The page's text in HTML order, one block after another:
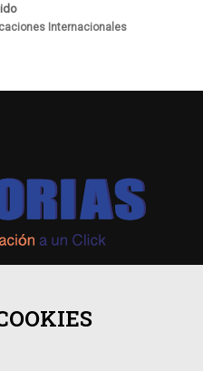
Internacionales